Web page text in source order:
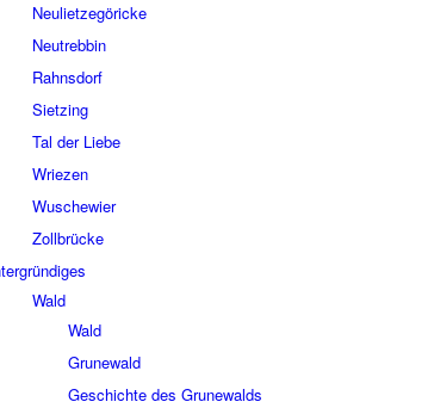
Neuliet­ze­gö­ricke
Neutreb­bin
Rahns­dorf
Siet­zing
Tal der Liebe
Wrie­zen
Wusche­wier
Zoll­brücke
Wald
Wald
Grune­wald
Geschichte des Grune­walds